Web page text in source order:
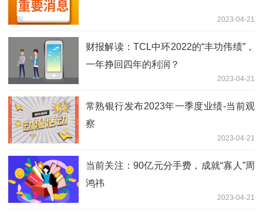
2023-04-21
财报解读：TCL中环2022的“丰功伟绩”，
一年挣回四年的利润？
2023-04-21
常熟银行发布2023年一季度业绩-当前观
察
2023-04-21
当前关注：90亿元分手费，成就“寡人”周
鸿祎
2023-04-21